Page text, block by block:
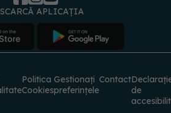
APLICAȚIA
Politica
Cookies
Gestionați
preferințele
Contact
de